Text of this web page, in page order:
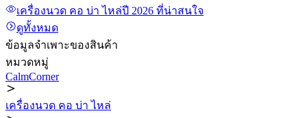
เครื่องนวด คอ บ่า ไหล่ปี 2026 ที่น่าสนใจ
ดูทั้งหมด
ข้อมูลจำเพาะของสินค้า
หมวดหมู่
CalmCorner
เครื่องนวด คอ บ่า ไหล่